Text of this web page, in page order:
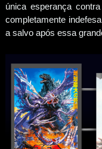
única esperança
completamente
a salvo após essa